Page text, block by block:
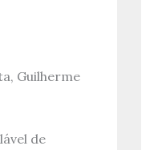
Guilherme
de